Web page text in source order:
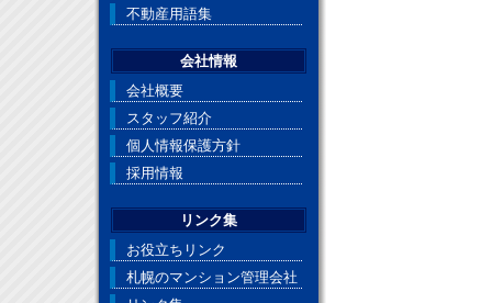
不動産用語集
会社情報
会社概要
スタッフ紹介
個人情報保護方針
採用情報
リンク集
お役立ちリンク
札幌のマンション管理会社